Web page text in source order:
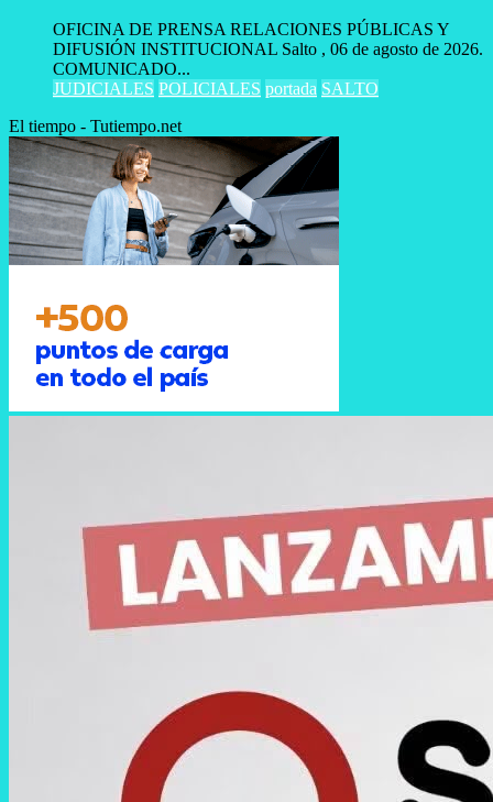
OFICINA DE PRENSA RELACIONES PÚBLICAS Y
DIFUSIÓN INSTITUCIONAL Salto , 06 de agosto de 2026.
COMUNICADO...
JUDICIALES POLICIALES portada SALTO
El tiempo - Tutiempo.net